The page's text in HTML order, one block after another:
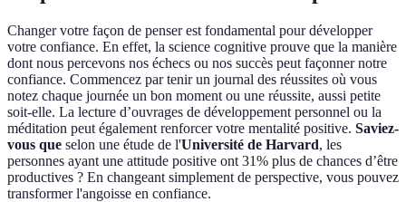
Changer votre façon de penser est fondamental pour développer
votre confiance. En effet, la science cognitive prouve que la manière
dont nous percevons nos échecs ou nos succès peut façonner notre
confiance. Commencez par tenir un journal des réussites où vous
notez chaque journée un bon moment ou une réussite, aussi petite
soit-elle. La lecture d’ouvrages de développement personnel ou la
méditation peut également renforcer votre mentalité positive. Saviez-
vous que selon une étude de l'Université de Harvard, les
personnes ayant une attitude positive ont 31% plus de chances d’être
productives ? En changeant simplement de perspective, vous pouvez
transformer l'angoisse en confiance.